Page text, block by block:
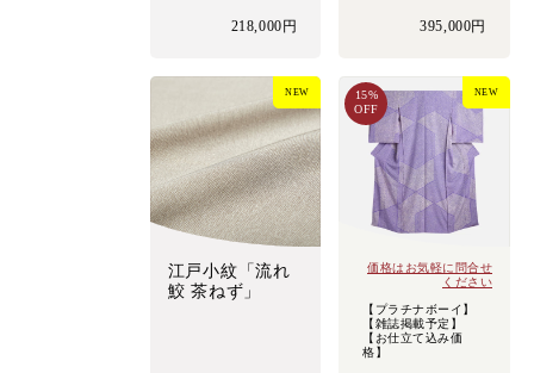
218,000円 395,000円
江戸小紋「流れ
鮫 茶ねず」
NEW
価格はお気軽に問合せ
ください
【プラチナボーイ】
【雑誌掲載予定】
【お仕立て込み価
格】
NEW
15%
OFF